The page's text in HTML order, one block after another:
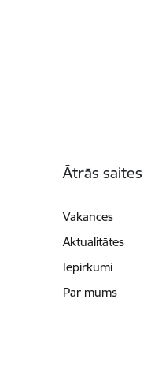
Ātrās saites
Vakances
Aktualitātes
Iepirkumi
Par mums